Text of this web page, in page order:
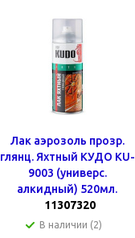
Лак аэрозоль прозр.
глянц. Яхтный КУДО KU-
9003 (универс.
алкидный) 520мл.
11307320
В наличии (2)